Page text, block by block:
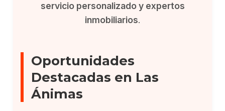
servicio personalizado y expertos
inmobiliarios.
Oportunidades
Destacadas en Las
Ánimas